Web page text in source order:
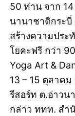
50 ท่าน จาก
นานาชาติกระบี่
สร้างความประ
โยคะฟรี กว่า
Yoga Art &
13 – 15 ตุลาค
รีสอร์ท ต.อ่าวน
กล่าว ททท. สำ